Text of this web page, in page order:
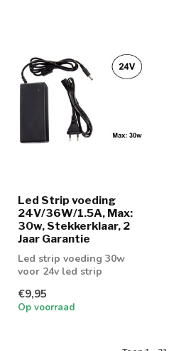
Led Strip voeding
24V/36W/1.5A, Max:
30w, Stekkerklaar, 2
Jaar Garantie
Led strip voeding 30w
voor 24v led strip
€9,95
Op voorraad